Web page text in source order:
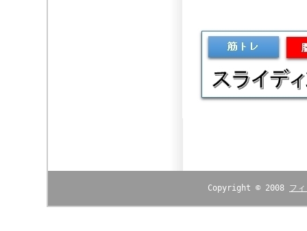
Copyright © 2008 フ